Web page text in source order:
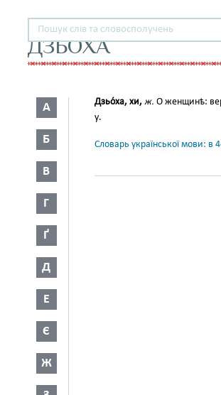
ДЗЬОХА
А
Б
В
Г
Ґ
Д
Е
Є
Ж
Дзьо́ха, хи, ж. О женщинѣ:
у.
Словарь української мови: